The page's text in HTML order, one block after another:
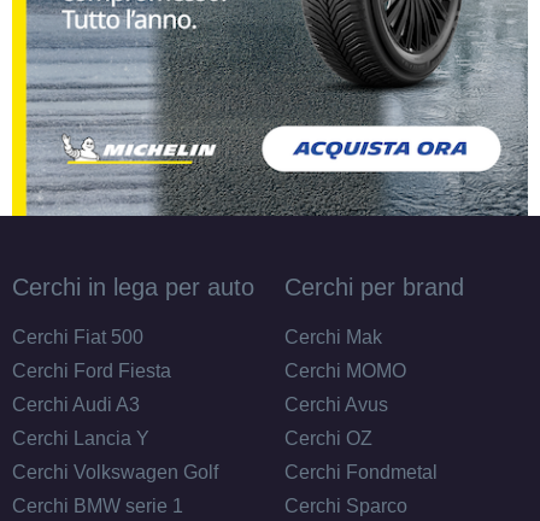
Cerchi in lega per auto
Cerchi Fiat 500
Cerchi Ford Fiesta
Cerchi Audi A3
Cerchi Lancia Y
Cerchi Volkswagen Golf
Cerchi BMW serie 1
Cerchi per brand
Cerchi Mak
Cerchi MOMO
Cerchi Avus
Cerchi OZ
Cerchi Fondmetal
Cerchi Sparco